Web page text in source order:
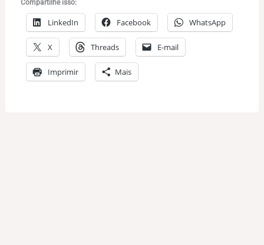
Compartilhe isso:
LinkedIn Facebook WhatsApp
X Threads E-mail
Imprimir Mais